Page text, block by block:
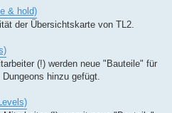
& hold)
der Übersichtskarte von TL2.
(!) werden neue "Bauteile" für
hinzu gefügt.